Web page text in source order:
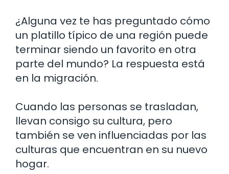
¿Alguna vez te has preguntado cómo
un platillo típico de una región puede
terminar siendo un favorito en otra
parte del mundo? La respuesta está
en la migración.
Cuando las personas se trasladan,
llevan consigo su cultura, pero
también se ven influenciadas por las
culturas que encuentran en su nuevo
hogar.